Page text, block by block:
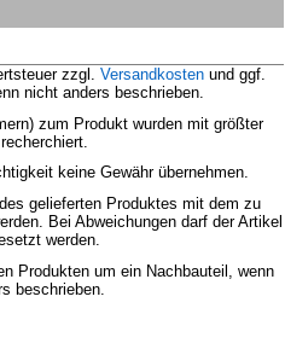
zzgl. Versandkostenund ggf.
nicht anders beschrieben.
zum Produkt wurden mit größter
keine Gewähr übernehmen.
gelieferten Produktes mit dem zu
Bei Abweichungen darf der Artikel
werden.
Produkten um ein Nachbauteil, wenn
beschrieben.